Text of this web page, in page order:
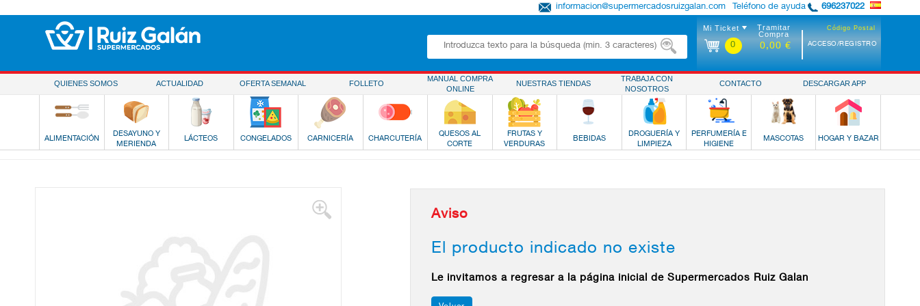
Teléfono de ayuda 696237022
informacion@supermercadosruizgalan.com
Código Postal
ACCESO/REGISTRO
Mi Ticket
0
Tramitar
Compra
0,00 €
QUIENES SOMOS ACTUALIDAD OFERTA SEMANAL FOLLETO
MANUAL COMPRA
ONLINE
NUESTRAS TIENDAS
TRABAJA CON
NOSOTROS
CONTACTO DESCARGAR APP
ALIMENTACIÓN
DESAYUNO Y
MERIENDA
LÁCTEOS CONGELADOS CARNICERÍA CHARCUTERÍA
QUESOS AL
CORTE
FRUTAS Y
VERDURAS
BEBIDAS
DROGUERÍA Y
LIMPIEZA
PERFUMERÍA E
HIGIENE
MASCOTAS HOGAR Y BAZAR
Aviso
El producto indicado no existe
Le invitamos a regresar a la página inicial de Supermercados Ruiz Galan